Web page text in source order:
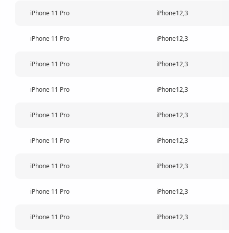
iPhone 11 Pro iPhone12,3
iPhone 11 Pro iPhone12,3
iPhone 11 Pro iPhone12,3
iPhone 11 Pro iPhone12,3
iPhone 11 Pro iPhone12,3
iPhone 11 Pro iPhone12,3
iPhone 11 Pro iPhone12,3
iPhone 11 Pro iPhone12,3
iPhone 11 Pro iPhone12,3